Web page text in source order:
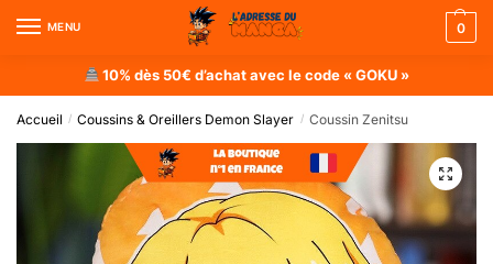
MENU 0
10% dès 50€ d’achat avec le code « GOKU »
Accueil / Coussins & Oreillers Demon Slayer / Coussin Zenitsu